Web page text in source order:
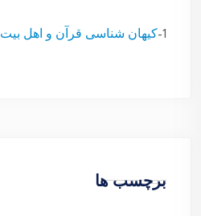
1- کیهان شناسی قرآن و اهل بیت
برچسب ها